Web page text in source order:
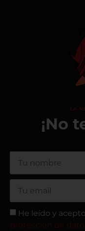
LA
¡No
He leído y
protección de